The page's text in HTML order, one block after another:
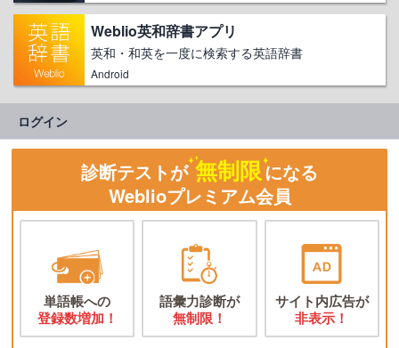
Weblio英和辞書アプリ
英和・和英を一度に検索する英語辞書
Android
ログイン
診断テストが 無制限になる
Weblioプレミアム会員
単語帳への
登録数増加！
語彙力診断が
無制限！
サイト内広告が
非表示！